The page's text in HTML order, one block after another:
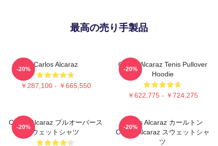
最高の売り手製品
Carlos Alcaraz
￥287,100 - ￥665,550
-20%
Carlos Alcaraz Tenis Pullover
Hoodie
￥622,775 - ￥724,275
-20%
Carlos Alcaraz プルオーバース
ウェットシャツ
-20%
Carlos Alcaraz カールトン
Carlos Alcaraz スウェットシャ
ツ
-20%